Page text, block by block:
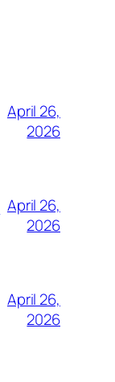
April 26,
2026
April 26,
2026
April 26,
2026